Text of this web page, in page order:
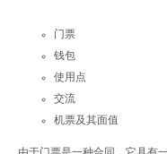
门票
钱包
使用点
交流
机票及其面值